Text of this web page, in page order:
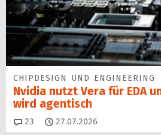
CHIPDESIGN UND ENGINEERING
Nvidia nutzt Vera für EDA
wird agentisch
23 Kommentare
27.07.2026